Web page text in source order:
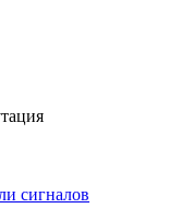
сигналов